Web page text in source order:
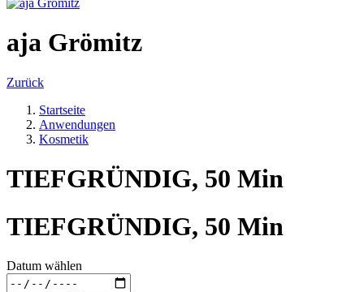
aja Grömitz
Zurück
Startseite
Anwendungen
Kosmetik
TIEFGRÜNDIG, 50 Min
TIEFGRÜNDIG, 50 Min
Datum wählen